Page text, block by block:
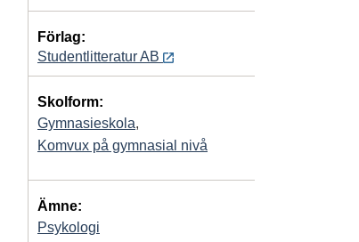
Förlag:
Studentlitteratur AB
Skolform:
Gymnasieskola,
Komvux på gymnasial nivå
Ämne:
Psykologi